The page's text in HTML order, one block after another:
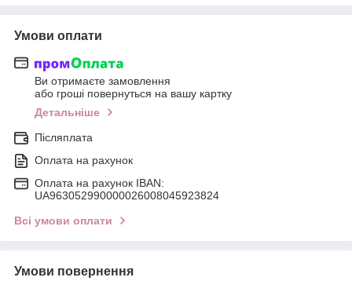
Умови оплати
Ви отримаєте замовлення
або гроші повернуться на вашу картку
Детальніше
Післяплата
Оплата на рахунок
Оплата на рахунок IBAN:
UA963052990000026008045923824
Всі умови оплати
Умови повернення